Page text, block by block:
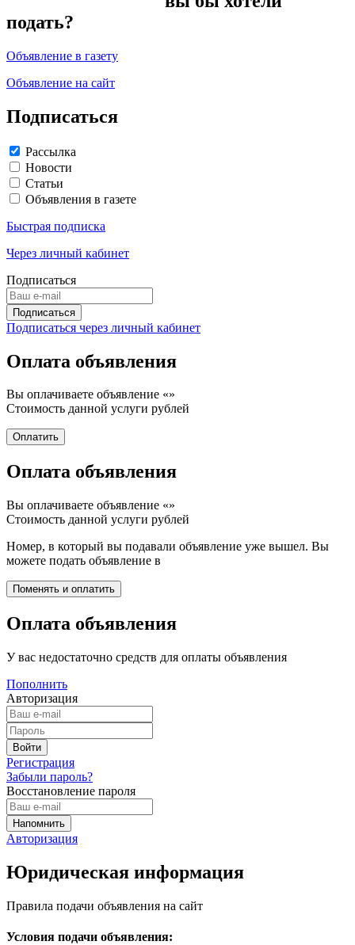
подать?
Объявление в газету
Объявление на сайт
Подписаться
Рассылка
Новости
Статьи
Объявления в газете
Быстрая подписка
Через личный кабинет
Подписаться
Подписаться через личный кабинет
Оплата объявления
Вы оплачиваете объявление «»
Стоимость данной услуги рублей
Оплата объявления
Вы оплачиваете объявление «»
Стоимость данной услуги рублей
Номер, в который вы подавали объявление уже вышел. Вы
можете подать объявление в
Оплата объявления
У вас недостаточно средств для оплаты объявления
Пополнить
Авторизация
Регистрация
Забыли пароль?
Восстановление пароля
Авторизация
Юридическая информация
Правила подачи объявления на сайт
Условия подачи объявления: